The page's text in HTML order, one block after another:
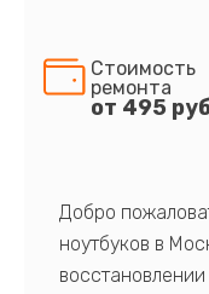
Стоимость
ремонта
от 495
Добро
ноутбуков в